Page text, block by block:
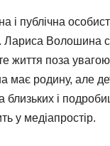
і публічна
Лариса Волошина
життя поза
має родину, але
близьких і
у медіапростір.